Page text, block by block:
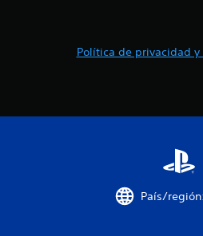
Política de privacidad y
País/